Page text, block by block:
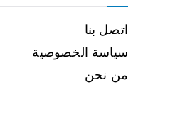
اتصل بنا
سياسة الخصوصية
من نحن